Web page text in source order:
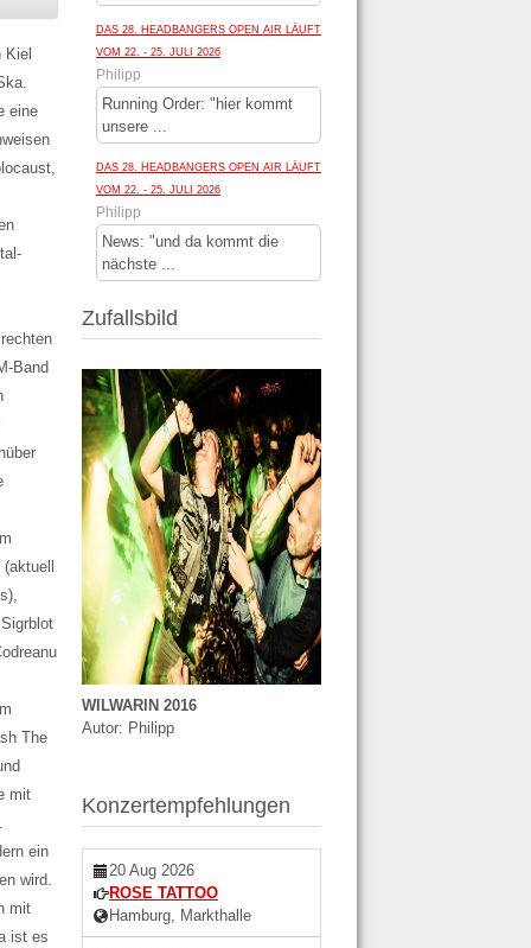
eine
Band
The
mit
ein
wird.
mit
ist es
DAS 28. HEADBANGERS OPEN AIR LÄUFT
VOM 22. - 25. JULI 2026
Philipp
Running Order: "hier kommt
unsere ...
DAS 28. HEADBANGERS OPEN AIR LÄUFT
VOM 22. - 25. JULI 2026
Philipp
News: "und da kommt die
nächste ...
Zufallsbild
WILWARIN 2016
Autor: Philipp
Konzertempfehlungen
20 Aug 2026
ROSE TATTOO
Hamburg, Markthalle